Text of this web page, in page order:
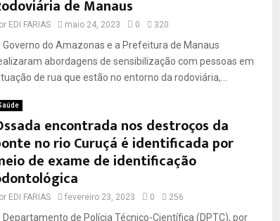
de Manaus
EDI FARIAS maio 24, 2023 0 320
Governo do Amazonas e a Prefeitura de Manaus
abordagens de sensibilização com pessoas em
de rua que estão no entorno da rodoviária,...
encontrada nos destroços da
no rio Curuçá é identificada por
de exame de identificação
EDI FARIAS fevereiro 23, 2023 0 256
Departamento de Polícia Técnico-Científica (DPTC), por